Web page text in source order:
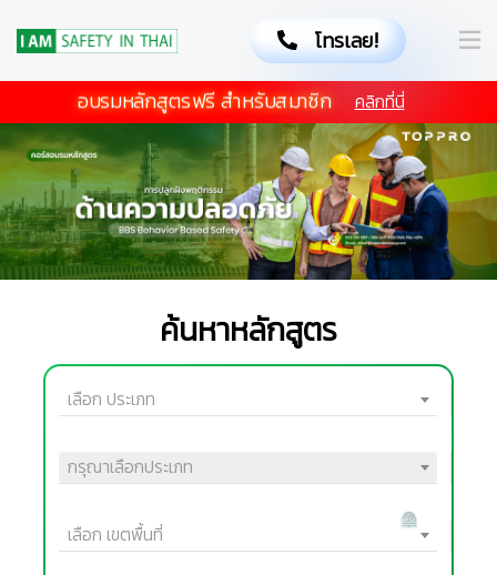
โทรเลย!
อบรมหลักสูตรฟรี สำหรับสมาชิก คลิกที่นี่
ค้นหาหลักสูตร
เลือก ประเภท
กรุณาเลือกประเภท
เลือก เขตพื้นที่